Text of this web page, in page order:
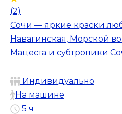
(2)
Сочи — яркие краски
Навагинская, Морской
Мацеста и субтропики
Индивидуально
На машине
5 ч